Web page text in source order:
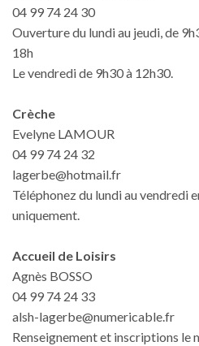
04 99 74 24 30
Ouverture du lundi au jeudi, de
18h
Le vendredi de 9h30 à 12h30.
Crèche
Evelyne LAMOUR
04 99 74 24 32
lagerbe@hotmail.fr
Téléphonez du lundi au vendredi
uniquement.
Accueil de Loisirs
Agnès BOSSO
04 99 74 24 33
alsh-lagerbe@numericable.fr
Renseignement et inscriptions le